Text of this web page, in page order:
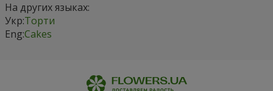
На других языках:
Укр:Торти
Eng:Cakes